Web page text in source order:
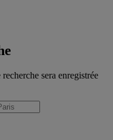
sera enregistrée